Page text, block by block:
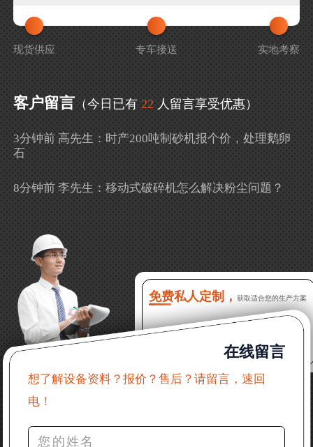
现货供应 专车接送 实地考察
客户留言 （今日已有 22 人留言享受优惠）
3分钟前 高先生：时产200吨制砂机报个价，处理鹅卵
石
8分钟前 李先生：移动式破碎机怎么解决粉尘问题？
吗？
16分钟前 程先生：破碎生产线出个方案及报价，有什
么售后服务？
22分钟前 郑女士：想了解时产500吨锤破，加工石灰石
31分钟前 吴先生：成套石头破碎设备有吗？给个详细
产品资料
36分钟前 罗先生：每小时100吨左右的鄂破和反击破，
免费私人定制， 获取适合您的生产方案
在线留言
想了解设备资料？报价？售后？请留言，速回
电！